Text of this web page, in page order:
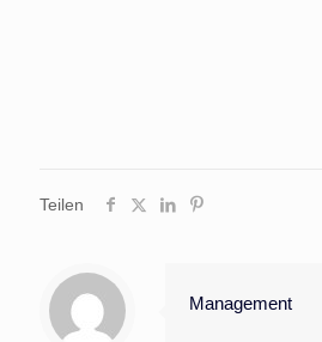
Teilen
Management